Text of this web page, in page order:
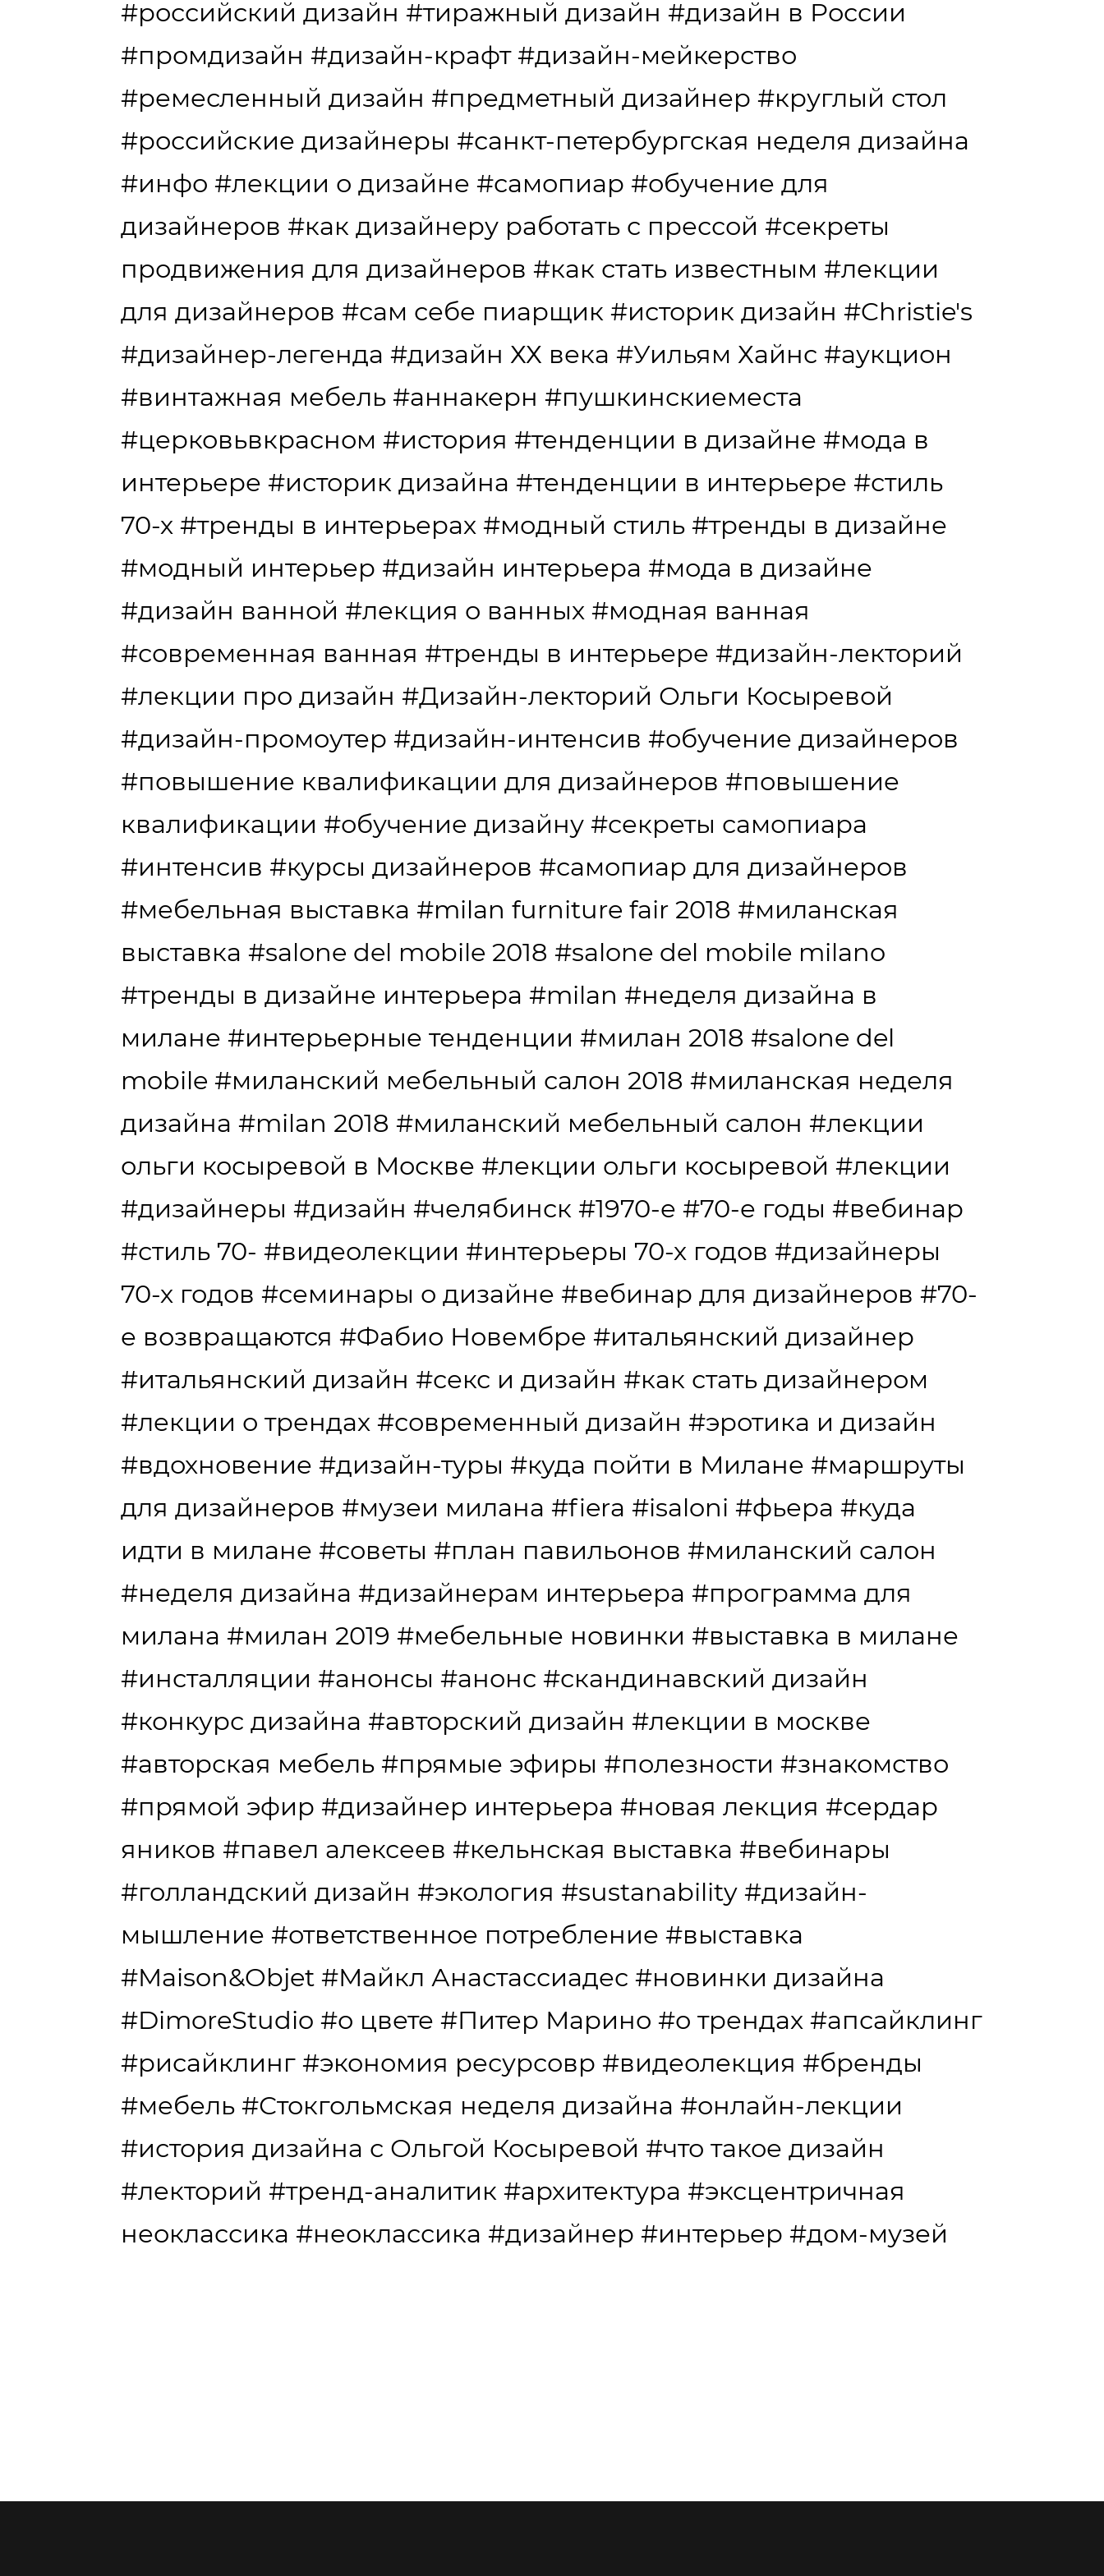
#российский дизайн #тиражный дизайн #дизайн в России
#промдизайн #дизайн-крафт #дизайн-мейкерство
#ремесленный дизайн #предметный дизайнер #круглый стол
#российские дизайнеры #санкт-петербургская неделя дизайна
#инфо #лекции о дизайне #самопиар #обучение для
дизайнеров #как дизайнеру работать с прессой #секреты
продвижения для дизайнеров #как стать известным #лекции
для дизайнеров #сам себе пиарщик #историк дизайн #Christie's
#дизайнер-легенда #дизайн ХХ века #Уильям Хайнс #аукцион
#винтажная мебель #аннакерн #пушкинскиеместа
#церковьвкрасном #история #тенденции в дизайне #мода в
интерьере #историк дизайна #тенденции в интерьере #стиль
70-х #тренды в интерьерах #модный стиль #тренды в дизайне
#модный интерьер #дизайн интерьера #мода в дизайне
#дизайн ванной #лекция о ванных #модная ванная
#современная ванная #тренды в интерьере #дизайн-лекторий
#лекции про дизайн #Дизайн-лекторий Ольги Косыревой
#дизайн-промоутер #дизайн-интенсив #обучение дизайнеров
#повышение квалификации для дизайнеров #повышение
квалификации #обучение дизайну #секреты самопиара
#интенсив #курсы дизайнеров #самопиар для дизайнеров
#мебельная выставка #milan furniture fair 2018 #миланская
выставка #salone del mobile 2018 #salone del mobile milano
#тренды в дизайне интерьера #milan #неделя дизайна в
милане #интерьерные тенденции #милан 2018 #salone del
mobile #миланский мебельный салон 2018 #миланская неделя
дизайна #milan 2018 #миланский мебельный салон #лекции
ольги косыревой в Москве #лекции ольги косыревой #лекции
#дизайнеры #дизайн #челябинск #1970-е #70-е годы #вебинар
#стиль 70- #видеолекции #интерьеры 70-х годов #дизайнеры
70-х годов #семинары о дизайне #вебинар для дизайнеров #70-
е возвращаются #Фабио Новембре #итальянский дизайнер
#итальянский дизайн #секс и дизайн #как стать дизайнером
#лекции о трендах #современный дизайн #эротика и дизайн
#вдохновение #дизайн-туры #куда пойти в Милане #маршруты
для дизайнеров #музеи милана #fiera #isaloni #фьера #куда
идти в милане #советы #план павильонов #миланский салон
#неделя дизайна #дизайнерам интерьера #программа для
милана #милан 2019 #мебельные новинки #выставка в милане
#инсталляции #анонсы #анонс #скандинавский дизайн
#конкурс дизайна #авторский дизайн #лекции в москве
#авторская мебель #прямые эфиры #полезности #знакомство
#прямой эфир #дизайнер интерьера #новая лекция #сердар
яников #павел алексеев #кельнская выставка #вебинары
#голландский дизайн #экология #sustanability #дизайн-
мышление #ответственное потребление #выставка
#Maison&Objet #Майкл Анастассиадес #новинки дизайна
#DimoreStudio #о цвете #Питер Марино #о трендах #апсайклинг
#рисайклинг #экономия ресурсовр #видеолекция #бренды
#мебель #Стокгольмская неделя дизайна #онлайн-лекции
#история дизайна с Ольгой Косыревой #что такое дизайн
#лекторий #тренд-аналитик #архитектура #эксцентричная
неоклассика #неоклассика #дизайнер #интерьер #дом-музей